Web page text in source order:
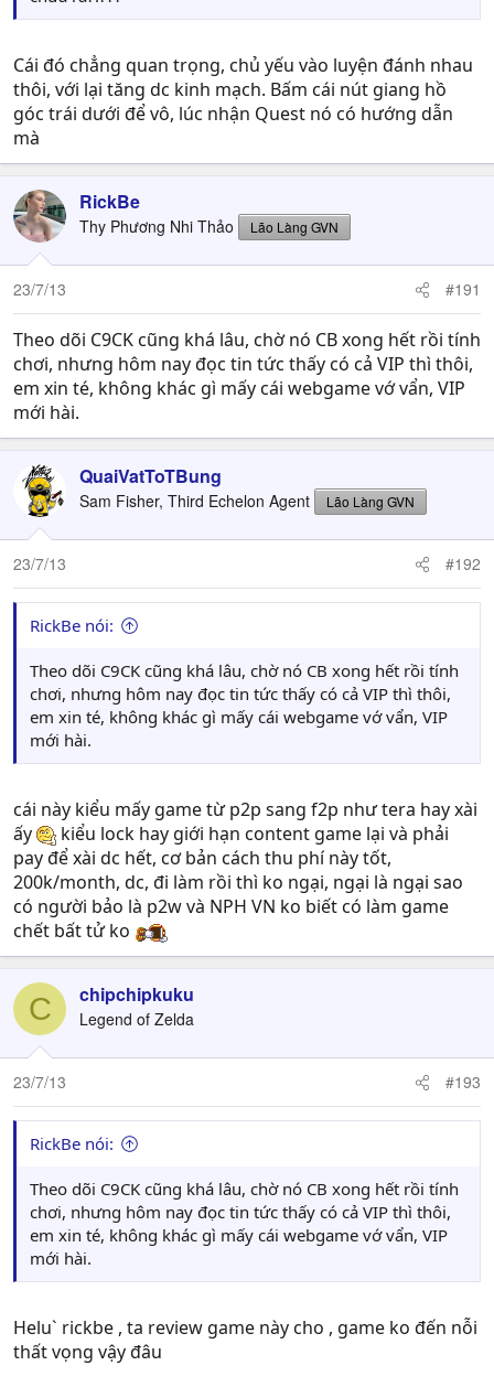
Cái đó chẳng quan trọng, chủ yếu vào luyện đánh nhau
thôi, với lại tăng dc kinh mạch. Bấm cái nút giang hồ
góc trái dưới để vô, lúc nhận Quest nó có hướng dẫn
mà
RickBe
Thy Phương Nhi Thảo Lão Làng GVN
23/7/13 #191
Theo dõi C9CK cũng khá lâu, chờ nó CB xong hết rồi tính
chơi, nhưng hôm nay đọc tin tức thấy có cả VIP thì thôi,
em xin té, không khác gì mấy cái webgame vớ vẩn, VIP
mới hài.
QuaiVatToTBung
Sam Fisher, Third Echelon Agent Lão Làng GVN
23/7/13 #192
RickBe nói:
Theo dõi C9CK cũng khá lâu, chờ nó CB xong hết rồi tính
chơi, nhưng hôm nay đọc tin tức thấy có cả VIP thì thôi,
em xin té, không khác gì mấy cái webgame vớ vẩn, VIP
mới hài.
cái này kiểu mấy game từ p2p sang f2p như tera hay xài
ấy
kiểu lock hay giới hạn content game lại và phải
pay để xài dc hết, cơ bản cách thu phí này tốt,
200k/month, dc, đi làm rồi thì ko ngại, ngại là ngại sao
có người bảo là p2w và NPH VN ko biết có làm game
chết bất tử ko
C chipchipkuku
Legend of Zelda
23/7/13 #193
RickBe nói:
Theo dõi C9CK cũng khá lâu, chờ nó CB xong hết rồi tính
chơi, nhưng hôm nay đọc tin tức thấy có cả VIP thì thôi,
em xin té, không khác gì mấy cái webgame vớ vẩn, VIP
mới hài.
Helu` rickbe , ta review game này cho , game ko đến nỗi
thất vọng vậy đâu